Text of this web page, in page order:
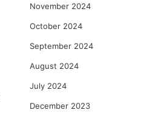
November 2024
October 2024
September 2024
August 2024
July 2024
December 2023